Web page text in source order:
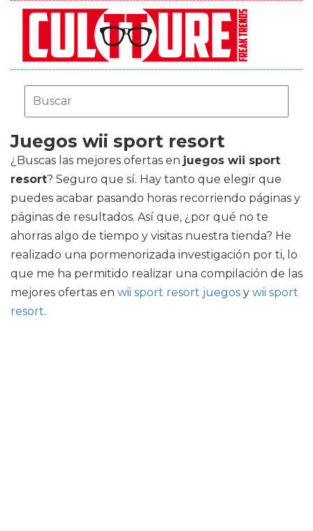
Juegos wii sport resort
¿Buscas las mejores ofertas en juegos wii sport
resort? Seguro que sí. Hay tanto que elegir que
puedes acabar pasando horas recorriendo páginas y
páginas de resultados. Así que, ¿por qué no te
ahorras algo de tiempo y visitas nuestra tienda? He
realizado una pormenorizada investigación por ti, lo
que me ha permitido realizar una compilación de las
mejores ofertas en wii sport resort juegos y wii sport
resort.